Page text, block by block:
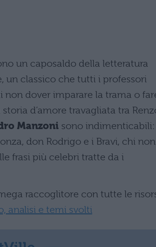
un caposaldo della letteratura
un classico che tutti i professori
dover imparare la trama o
d’amore travagliata tra
Manzoni sono indimenticabili:
don Rodrigo e i Bravi, chi
frasi più celebri tratte da i
raccoglitore con tutte le
analisi e temi svolti